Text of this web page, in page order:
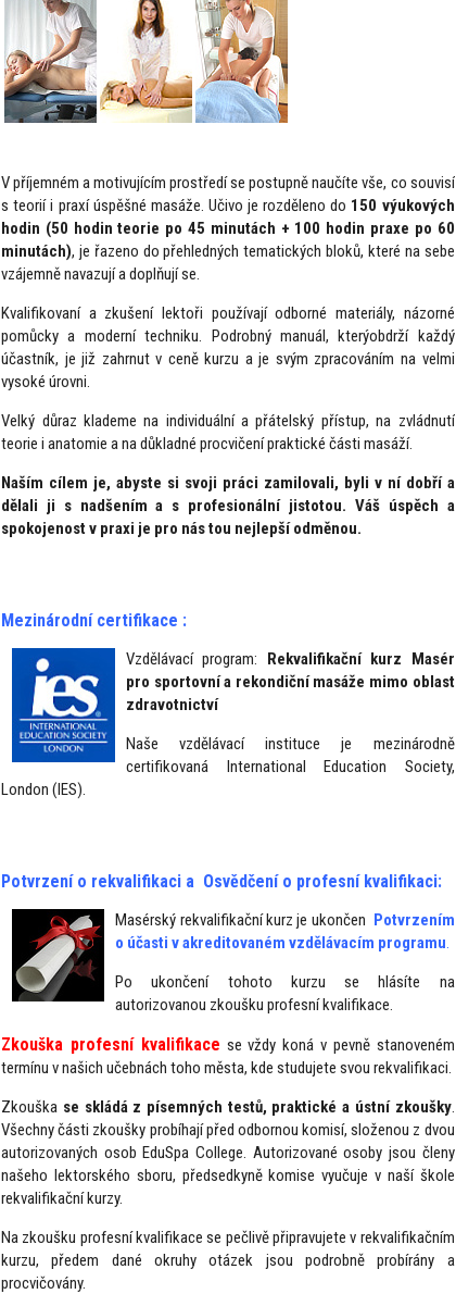
V příjemném a motivujícím prostředí se postupně naučíte vše, co souvisí
s teorií i praxí úspěšné masáže. Učivo je rozděleno do 150 výukových
hodin (50 hodin teorie po 45 minutách + 100 hodin praxe po 60
minutách), je řazeno do přehledných tematických bloků, které na sebe
vzájemně navazují a doplňují se.
Kvalifikovaní a zkušení lektoři používají odborné materiály, názorné
pomůcky a moderní techniku. Podrobný manuál, kterýobdrží každý
účastník, je již zahrnut v ceně kurzu a je svým zpracováním na velmi
vysoké úrovni.
Velký důraz klademe na individuální a přátelský přístup, na zvládnutí
teorie i anatomie a na důkladné procvičení praktické části masáží.
Naším cílem je, abyste si svoji práci zamilovali, byli v ní dobří a
dělali ji s nadšením a s profesionální jistotou. Váš úspěch a
spokojenost v praxi je pro nás tou nejlepší odměnou.
Mezinárodní certifikace :
Vzdělávací program: Rekvalifikační kurz Masér
pro sportovní a rekondiční masáže mimo oblast
zdravotnictví
Naše vzdělávací instituce je mezinárodně
certifikovaná International Education Society,
London (IES).
Potvrzení o rekvalifikaci a Osvědčení o profesní kvalifikaci:
Masérský rekvalifikační kurz je ukončen Potvrzením
o účasti v akreditovaném vzdělávacím programu.
Po ukončení tohoto kurzu se hlásíte na
autorizovanou zkoušku profesní kvalifikace.
Zkouška profesní kvalifikace se vždy koná v pevně stanoveném
termínu v našich učebnách toho města, kde studujete svou rekvalifikaci.
Zkouška se skládá z písemných testů, praktické a ústní zkoušky.
Všechny části zkoušky probíhají před odbornou komisí, složenou z dvou
autorizovaných osob EduSpa College. Autorizované osoby jsou členy
našeho lektorského sboru, předsedkyně komise vyučuje v naší škole
rekvalifikační kurzy.
Na zkoušku profesní kvalifikace se pečlivě připravujete v rekvalifikačním
kurzu, předem dané okruhy otázek jsou podrobně probírány a
procvičovány.